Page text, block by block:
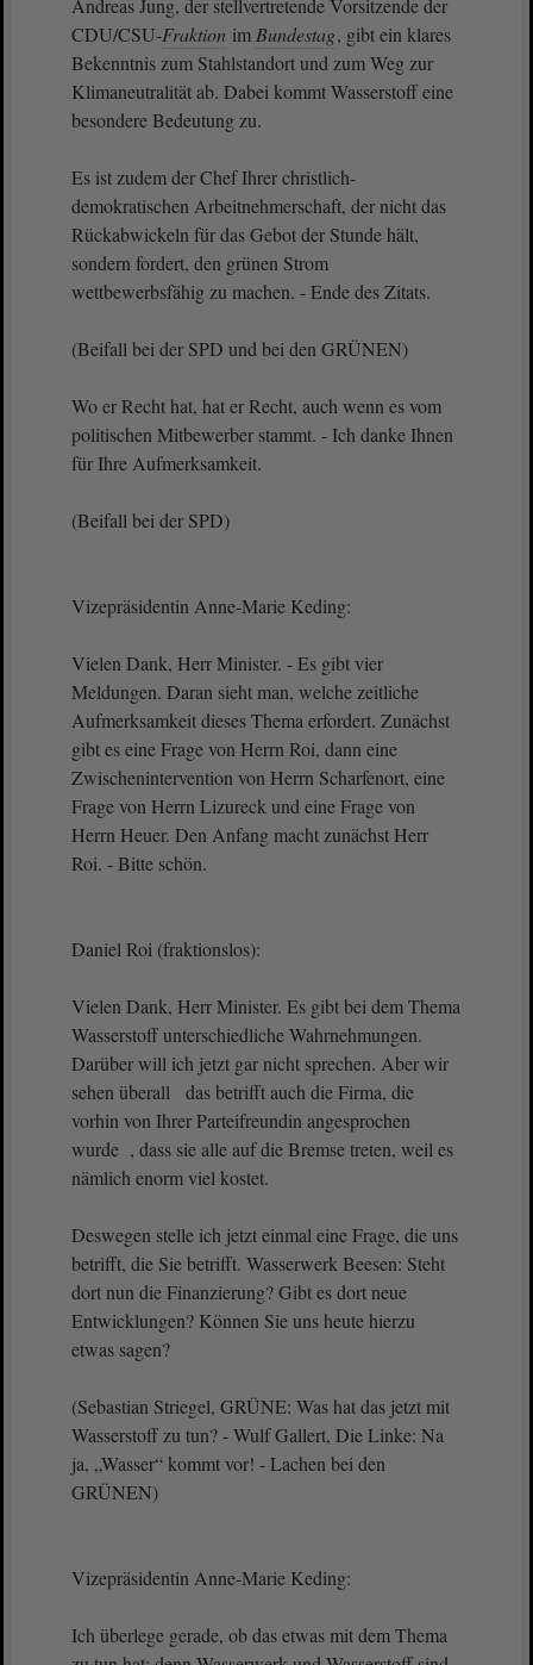
Andreas Jung, der stellvertretende Vorsitzende der
CDU/CSU-Fraktion im Bundestag, gibt ein klares
Bekenntnis zum Stahlstandort und zum Weg zur
Klimaneutralität ab. Dabei kommt Wasserstoff eine
besondere Bedeutung zu.
Es ist zudem der Chef Ihrer christlich-
demokratischen Arbeitnehmerschaft, der nicht das
Rückabwickeln für das Gebot der Stunde hält,
sondern fordert, den grünen Strom
wettbewerbsfähig zu machen. - Ende des Zitats.
(Beifall bei der SPD und bei den GRÜNEN)
Wo er Recht hat, hat er Recht, auch wenn es vom
politischen Mitbewerber stammt. - Ich danke Ihnen
für Ihre Aufmerksamkeit.
(Beifall bei der SPD)
Vizepräsidentin Anne-Marie Keding:
Vielen Dank, Herr Minister. - Es gibt vier
Meldungen. Daran sieht man, welche zeitliche
Aufmerksamkeit dieses Thema erfordert. Zunächst
gibt es eine Frage von Herrn Roi, dann eine
Zwischenintervention von Herrn Scharfenort, eine
Frage von Herrn Lizureck und eine Frage von
Herrn Heuer. Den Anfang macht zunächst Herr
Roi. - Bitte schön.
Daniel Roi (fraktionslos):
Vielen Dank, Herr Minister. Es gibt bei dem Thema
Wasserstoff unterschiedliche Wahrnehmungen.
Darüber will ich jetzt gar nicht sprechen. Aber wir
sehen überall das betrifft auch die Firma, die
vorhin von Ihrer Parteifreundin angesprochen
wurde , dass sie alle auf die Bremse treten, weil es
nämlich enorm viel kostet.
Deswegen stelle ich jetzt einmal eine Frage, die uns
betrifft, die Sie betrifft. Wasserwerk Beesen: Steht
dort nun die Finanzierung? Gibt es dort neue
Entwicklungen? Können Sie uns heute hierzu
etwas sagen?
(Sebastian Striegel, GRÜNE: Was hat das jetzt mit
Wasserstoff zu tun? - Wulf Gallert, Die Linke: Na
ja, „Wasser“ kommt vor! - Lachen bei den
GRÜNEN)
Vizepräsidentin Anne-Marie Keding:
Ich überlege gerade, ob das etwas mit dem Thema